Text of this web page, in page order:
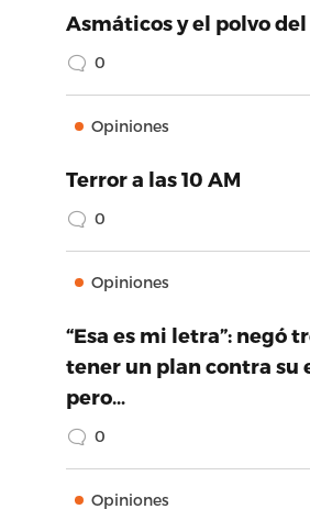
Asmáticos y el polvo del
0
Opiniones
Terror a las 10 AM
0
Opiniones
“Esa es mi letra”: negó
tener un plan contra su
pero…
0
Opiniones